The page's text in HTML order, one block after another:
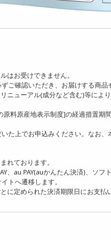
はお受けできません。
ご確認いただき、お届けする商
ニューアル(成分など含む)等によ
原料原産地表示制度]の経過措置期
た上でお申込みください。なお
れております。
、au PAY(auかんたん決済)、ソ
トへ遷移します。
に定められた決済期限日にお支払